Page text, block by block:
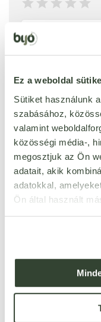
Ez a weboldal
Sütiket használunk
szabásához,
valamint
közösségi média-,
megosztjuk az Ön
adatait, akik
adatokkal,
Ön által használt
Kérlek, értékeld a